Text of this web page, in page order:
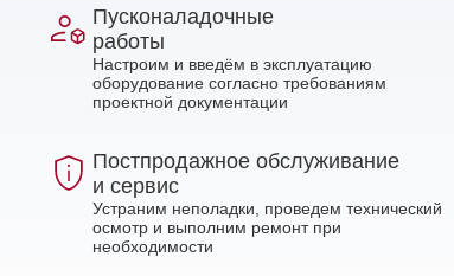
Пусконаладочные
работы
Настроим и введём в эксплуатацию
оборудование согласно требованиям
проектной документации
Постпродажное обслуживание
и сервис
Устраним неполадки, проведем технический
осмотр и выполним ремонт при
необходимости